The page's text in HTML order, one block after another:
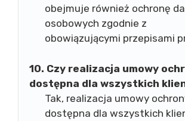
obejmuje również ochronę
osobowych zgodnie z
obowiązującymi przepisami
10. Czy realizacja umowy
dostępna dla wszystkich
Tak, realizacja umowy
dostępna dla wszystkich